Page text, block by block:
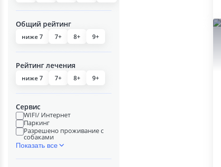
Общий рейтинг
ниже 7 7+ 8+ 9+
Рейтинг лечения
ниже 7 7+ 8+ 9+
Сервис
WIFI/ Интернет
Паркинг
Разрешено проживание с
собаками
Показать все